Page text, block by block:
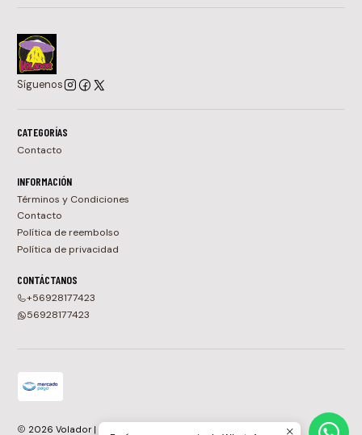
Síguenos
CATEGORÍAS
Contacto
INFORMACIÓN
Términos y Condiciones
Contacto
Política de reembolso
Política de privacidad
CONTÁCTANOS
+56928177423
56928177423
2026 Volador | Tienda de Vinilos, CDs y Cassettes en Chile.